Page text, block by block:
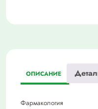
ОПИСАНИЕ
Фармакология